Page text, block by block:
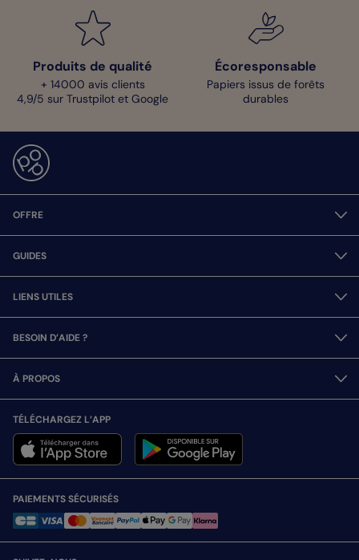
Produits de qualité
+ 14000 avis clients
4,9/5 sur Trustpilot et Google
Écoresponsable
Papiers issus de forêts
durables
OFFRE
GUIDES
LIENS UTILES
BESOIN D’AIDE ?
À PROPOS
TÉLÉCHARGEZ L’APP
PAIEMENTS SÉCURISÉS